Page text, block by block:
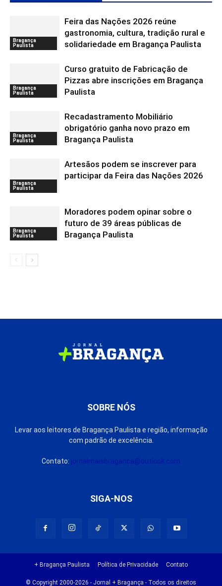
Bragança
Paulista
Feira das Nações 2026 reúne
gastronomia, cultura, tradição rural e
solidariedade em Bragança Paulista
Bragança
Paulista
Curso gratuito de Fabricação de
Pizzas abre inscrições em Bragança
Paulista
Bragança
Paulista
Recadastramento Mobiliário
obrigatório ganha novo prazo em
Bragança Paulista
Bragança
Paulista
Artesãos podem se inscrever para
participar da Feira das Nações 2026
Bragança
Paulista
Moradores podem opinar sobre o
futuro de 39 áreas públicas de
Bragança Paulista
SOBRE NÓS
Levar aos leitores de Bragança Paulista e região, informação
com padrão de excelência.
Contato: jornalmaisbraganca@outlook.com
SIGA-NOS
+ Bragança Paulista Política de Privacidade Contato
© Copyright 2000-2026 - Jornal + Bragança - Todos os direitos